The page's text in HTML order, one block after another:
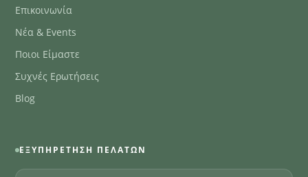
Επικοινωνία
Νέα & Events
Ποιοι Είμαστε
Συχνές Ερωτήσεις
Blog
ΕΞΥΠΗΡΈΤΗΣΗ ΠΕΛΑΤΏΝ